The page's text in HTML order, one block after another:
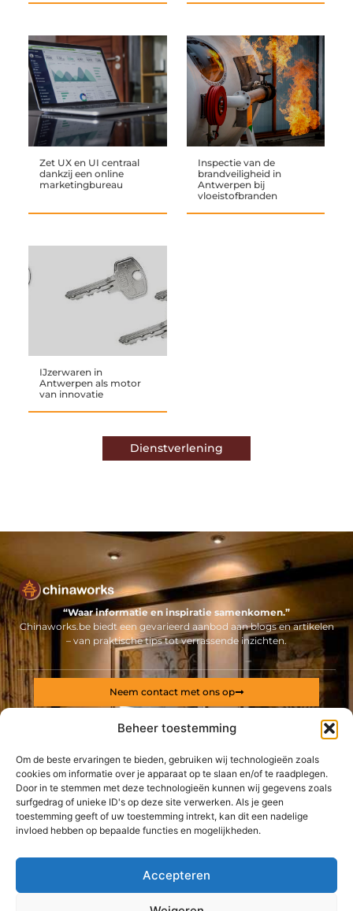
Beheer toestemming
Om de beste ervaringen te bieden, gebruiken wij technologieën zoals
cookies om informatie over je apparaat op te slaan en/of te raadplegen.
Door in te stemmen met deze technologieën kunnen wij gegevens zoals
surfgedrag of unieke ID's op deze site verwerken. Als je geen
toestemming geeft of uw toestemming intrekt, kan dit een nadelige
invloed hebben op bepaalde functies en mogelijkheden.
Accepteren
Zet UX en UI centraal
dankzij een online
marketingbureau
Inspectie van de
brandveiligheid in
Antwerpen bij
vloeistofbranden
IJzerwaren in
Antwerpen als motor
van innovatie
Dienstverlening
“Waar informatie en inspiratie samenkomen.”
Chinaworks.be biedt een gevarieerd aanbod aan blogs en artikelen
– van praktische tips tot verrassende inzichten.
De best gelezen stukken op een rij
Meet- en regeltechniek zorgt voor een goed klimaat in uw
bedrijf
SEO teksten maken
Dräger gaspakken huren of kopen bij deze specialist
Interessante feiten over secondelijm
Neem contact met ons op